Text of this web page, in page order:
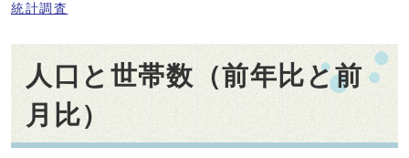
統計調査
人口と世帯数（前年比と前
月比）